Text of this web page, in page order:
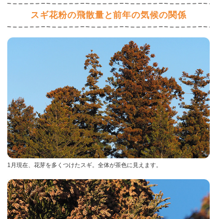
スギ花粉の飛散量と前年の気候の関係
1月現在、花芽を多くつけたスギ。全体が茶色に見えます。